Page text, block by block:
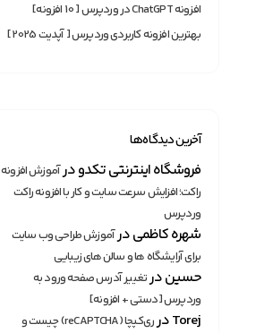
افزونه ChatGPT در وردپرس [ 10 افزونه]
بهترین افزونه‌ کاربردی وردپرس [ آپدیت 2025]
آخرین دیدگاه‌ها
فروشگاه اینترنتی تکدودرآموزش افزونه
راکت؛ افزایش سرعت سایت و کار با افزونه راکت
وردپرس
شهره کاظمیدرآموزش طراحی وب سایت
برای آرایشگاه ها و سالن های زیبایی
حسیندرتغییر آدرس صفحه ورود به
وردپرس [دستی + افزونه]
Torejدر
ری‌کپچا (reCAPTCHA) چیست و